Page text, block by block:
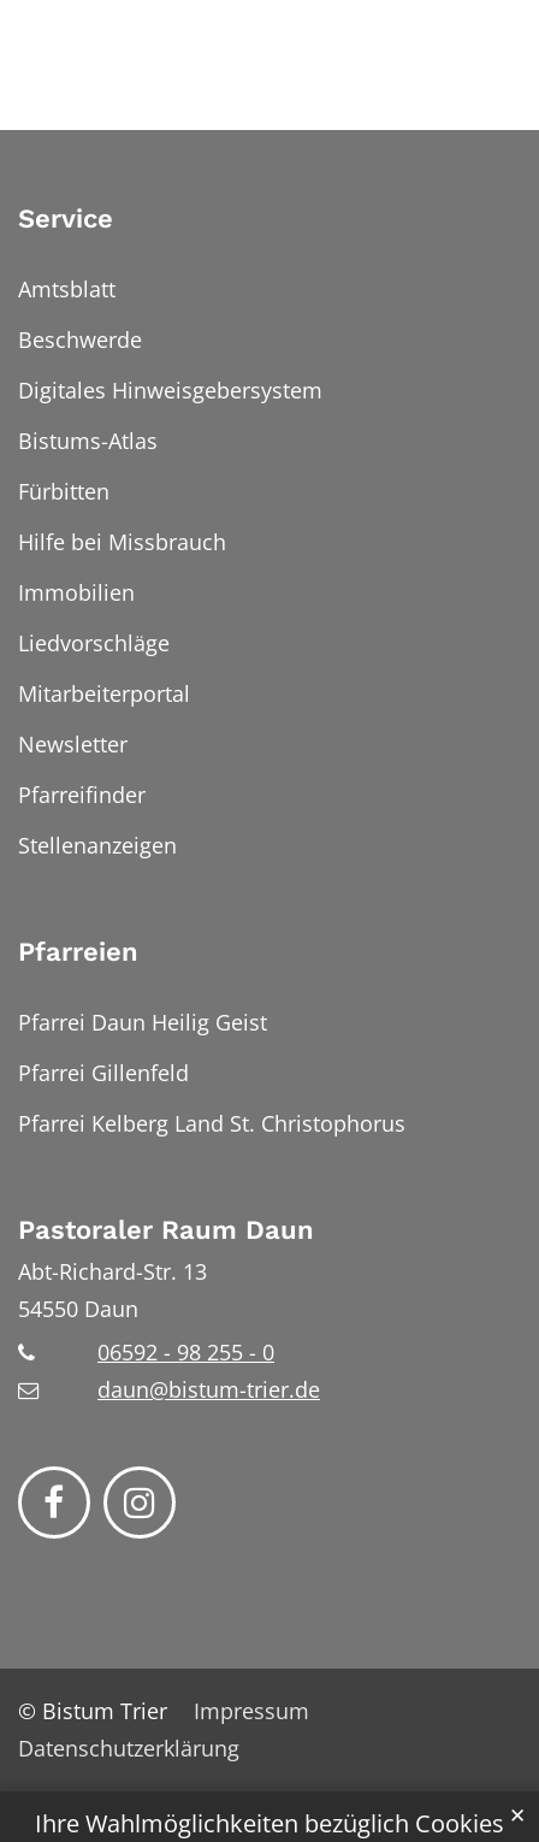
Ihre Wahlmöglichkeiten bezüglich Cookies ✕
Service
Amtsblatt
Beschwerde
Digitales Hinweisgebersystem
Bistums-Atlas
Fürbitten
Hilfe bei Missbrauch
Immobilien
Liedvorschläge
Mitarbeiterportal
Newsletter
Pfarreifinder
Stellenanzeigen
Pfarreien
Pfarrei Daun Heilig Geist
Pfarrei Gillenfeld
Pfarrei Kelberg Land St. Christophorus
Pastoraler Raum Daun
Abt-Richard-Str. 13
54550 Daun
06592 - 98 255 - 0
daun@bistum-trier.de
© Bistum Trier
Impressum
Datenschutzerklärung